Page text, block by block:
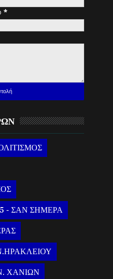
*
- ΣΑΝ ΣΗΜΕΡΑ
ΧΑΝΙΩΝ